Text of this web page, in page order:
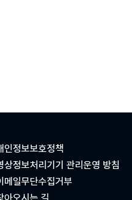
인정보보호정책
상정보처리기기 관리운영 방침
메일무단수집거부